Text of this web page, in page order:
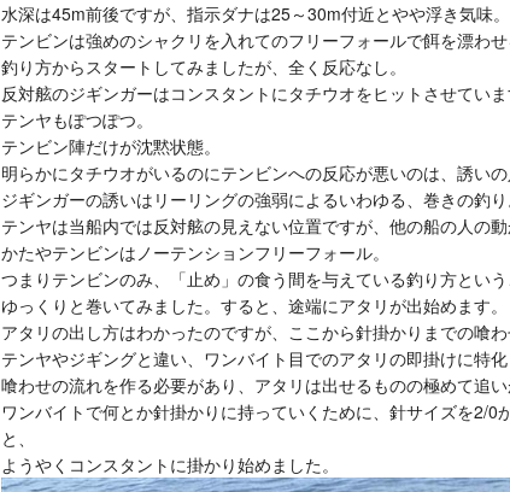
水深は45m前後ですが、指示ダナは25～30m付近とやや浮き気味。
テンビンは強めのシャクリを入れてのフリーフォールで餌を漂わ
釣り方からスタートしてみましたが、全く反応なし。
反対舷のジギンガーはコンスタントにタチウオをヒットさせていま
テンヤもぽつぽつ。
テンビン陣だけが沈黙状態。
明らかにタチウオがいるのにテンビンへの反応が悪いのは、誘い
ジギンガーの誘いはリーリングの強弱によるいわゆる、巻きの釣り
テンヤは当船内では反対舷の見えない位置ですが、他の船の人の
かたやテンビンはノーテンションフリーフォール。
つまりテンビンのみ、「止め」の食う間を与えている釣り方とい
ゆっくりと巻いてみました。すると、途端にアタリが出始めます。
アタリの出し方はわかったのですが、ここから針掛かりまでの喰わ
テンヤやジギングと違い、ワンバイト目でのアタリの即掛けに特
喰わせの流れを作る必要があり、アタリは出せるものの極めて追い
ワンバイトで何とか針掛かりに持っていくために、針サイズを2/
と、
ようやくコンスタントに掛かり始めました。